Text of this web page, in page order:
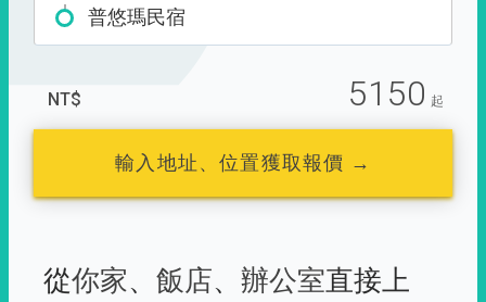
普悠瑪民宿
NT$ 5150 起
輸入地址、位置獲取報價 →
從你家、 飯店、 辦公室直接上